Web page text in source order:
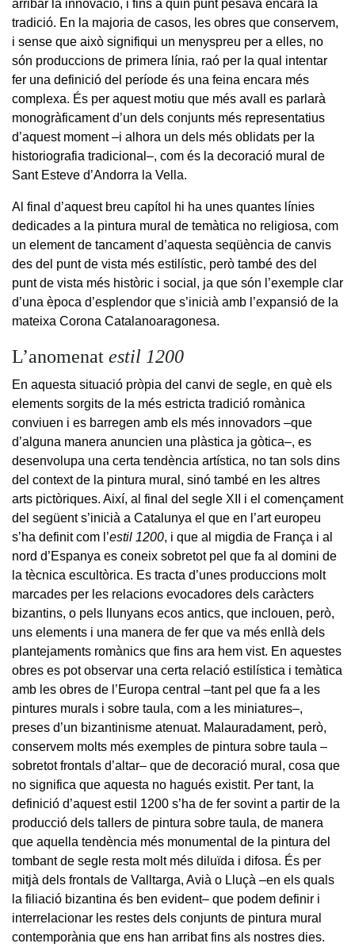
arribar la innovació, i fins a quin punt pesava encara la
tradició. En la majoria de casos, les obres que conservem,
i sense que això signifiqui un menyspreu per a elles, no
són produccions de primera línia, raó per la qual intentar
fer una definició del període és una feina encara més
complexa. És per aquest motiu que més avall es parlarà
monogràficament d’un dels conjunts més representatius
d’aquest moment –i alhora un dels més oblidats per la
historiografia tradicional–, com és la decoració mural de
Sant Esteve d’Andorra la Vella.
Al final d’aquest breu capítol hi ha unes quantes línies
dedicades a la pintura mural de temàtica no religiosa, com
un element de tancament d’aquesta seqüència de canvis
des del punt de vista més estilístic, però també des del
punt de vista més històric i social, ja que són l’exemple clar
d’una època d’esplendor que s’inicià amb l’expansió de la
mateixa Corona Catalanoaragonesa.
L’anomenat estil 1200
En aquesta situació pròpia del canvi de segle, en què els
elements sorgits de la més estricta tradició romànica
conviuen i es barregen amb els més innovadors –que
d’alguna manera anuncien una plàstica ja gòtica–, es
desenvolupa una certa tendència artística, no tan sols dins
del context de la pintura mural, sinó també en les altres
arts pictòriques. Així, al final del segle XII i el començament
del següent s’inicià a Catalunya el que en l’art europeu
s’ha definit com l’estil 1200, i que al migdia de França i al
nord d’Espanya es coneix sobretot pel que fa al domini de
la tècnica escultòrica. Es tracta d’unes produccions molt
marcades per les relacions evocadores dels caràcters
bizantins, o pels llunyans ecos antics, que inclouen, però,
uns elements i una manera de fer que va més enllà dels
plantejaments romànics que fins ara hem vist. En aquestes
obres es pot observar una certa relació estilística i temàtica
amb les obres de l’Europa central –tant pel que fa a les
pintures murals i sobre taula, com a les miniatures–,
preses d’un bizantinisme atenuat. Malauradament, però,
conservem molts més exemples de pintura sobre taula –
sobretot frontals d’altar– que de decoració mural, cosa que
no significa que aquesta no hagués existit. Per tant, la
definició d’aquest estil 1200 s’ha de fer sovint a partir de la
producció dels tallers de pintura sobre taula, de manera
que aquella tendència més monumental de la pintura del
tombant de segle resta molt més diluïda i difosa. És per
mitjà dels frontals de Valltarga, Avià o Lluçà –en els quals
la filiació bizantina és ben evident– que podem definir i
interrelacionar les restes dels conjunts de pintura mural
contemporània que ens han arribat fins als nostres dies.